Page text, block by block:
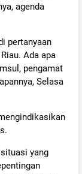
agenda
pertanyaan
Ada apa
pengamat
Selasa
yang